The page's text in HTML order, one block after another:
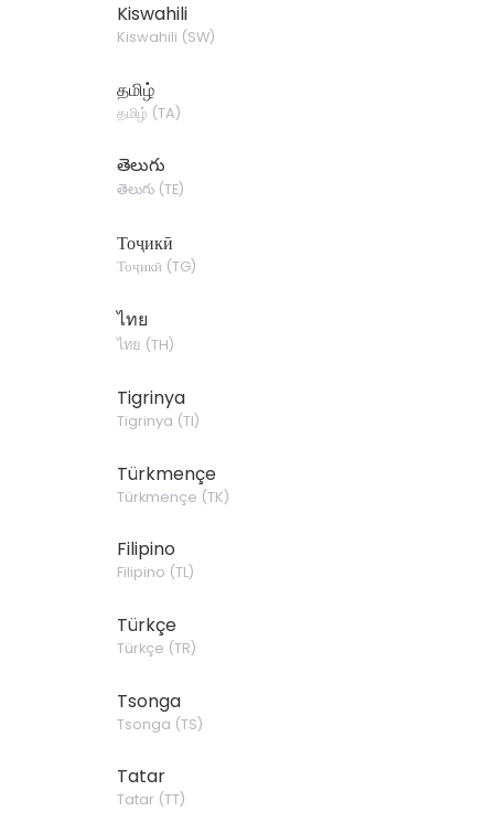
Kiswahili
Kiswahili (SW)
தமிழ்
தமிழ் (TA)
తెలుగు
తెలుగు(TE)
Тоҷикӣ
Тоҷикӣ (TG)
ไทย
ไทย (TH)
Tigrinya
Tigrinya (TI)
Türkmençe
Türkmençe (TK)
Filipino
Filipino (TL)
Türkçe
Türkçe (TR)
Tsonga
Tsonga (TS)
Tatar
Tatar (TT)